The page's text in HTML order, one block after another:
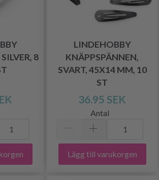
8
LINDEHOBBY
KNÄPPSPÄNNEN,
SVART, 45X14 MM, 10
ST
36.95 SEK
Antal
Lägg till varukorgen